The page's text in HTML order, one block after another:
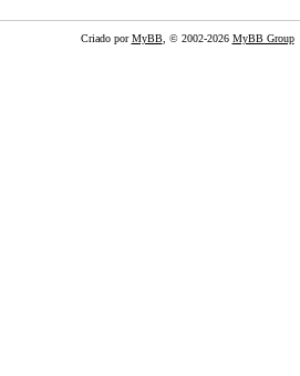
Criado porMyBB, © 2002-2026 MyBB Group